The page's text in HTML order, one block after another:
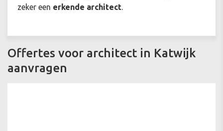
zeker een erkende architect.
Offertes voor architect in Katwijk
aanvragen